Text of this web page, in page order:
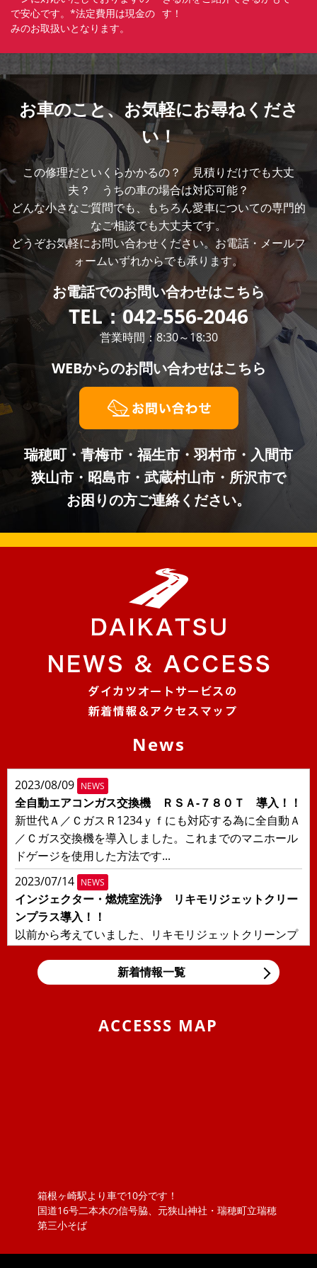
で安心です。*法定費用は現金の
みのお取扱いとなります。
す！
お車のこと、 お気軽にお尋ねくださ
い！
この修理だといくらかかるの？ 見積りだけでも大丈
夫？ うちの車の場合は対応可能？
どんな小さなご質問でも、もちろん愛車についての専門的
なご相談でも大丈夫です。
どうぞお気軽にお問い合わせください。お電話・メールフ
ォームいずれからでも承ります。
お電話でのお問い合わせはこちら
TEL：042-556-2046
営業時間：8:30～18:30
WEBからのお問い合わせはこちら
瑞穂町・青梅市・福生市・羽村市・入間市
狭山市・昭島市・武蔵村山市・所沢市で
お困りの方ご連絡ください。
News
2023/08/09 NEWS
全自動エアコンガス交換機 ＲＳＡ-７８０Ｔ 導入！！
新世代Ａ／ＣガスＲ1234ｙｆにも対応する為に全自動Ａ
／Ｃガス交換機を導入しました。これまでのマニホール
ドゲージを使用した方法です...
2023/07/14 NEWS
インジェクター・燃焼室洗浄 リキモリジェットクリー
ンプラス導入！！
以前から考えていました、リキモリジェットクリーンプ
多い直噴エンジンの燃焼室汚れ、...
息子の大好きな箱スカGT-Rと最近うちの息子の車好きが
2018/11/20 NEWS
ボジョレーヌーボ！！
客様にその年のボジョレーをさしあげております。ご購
新着情報一覧
ACCESSS MAP
箱根ヶ崎駅より車で10分です！
国道16号二本木の信号脇、元狭山神社・瑞穂町立瑞穂
第三小そば